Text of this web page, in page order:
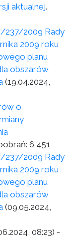
aktualnej.
237/2009 Rady
2009 roku
planu
obszarów
(19.04.2024,
o
6 451
237/2009 Rady
2009 roku
planu
obszarów
(09.05.2024,
08:23) -